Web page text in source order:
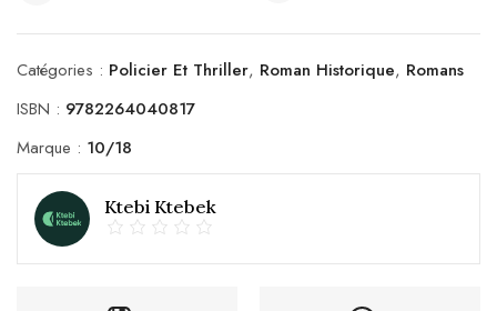
Catégories : Policier Et Thriller, Roman Historique, Romans
ISBN : 9782264040817
Marque : 10/18
Ktebi Ktebek